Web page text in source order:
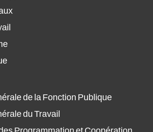
de la Fonction Publique
du Travail